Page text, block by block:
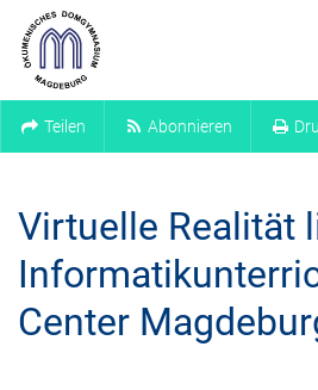
Teilen Abonnieren
Virtuelle Realität
Center